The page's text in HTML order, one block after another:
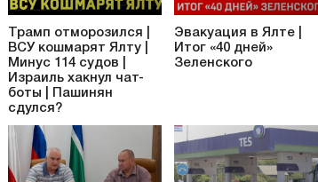
Трамп отморозился |
ВСУ кошмарят Ялту |
Минус 114 судов |
Израиль хакнул чат-
боты | Пашинян
сдулся?
Эвакуация в Ялте |
Итог «40 дней»
Зеленского